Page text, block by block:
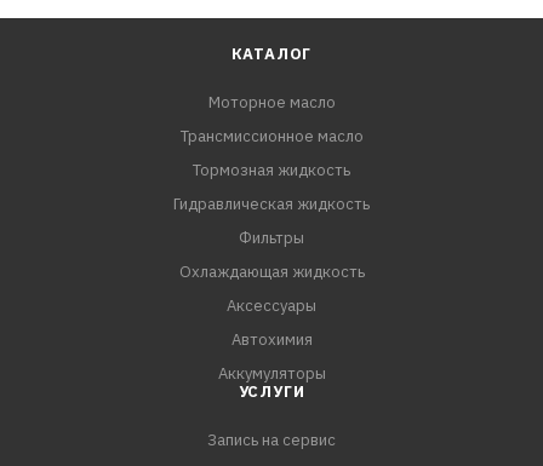
КАТАЛОГ
Моторное масло
Трансмиссионное масло
Тормозная жидкость
Гидравлическая жидкость
Фильтры
Охлаждающая жидкость
Аксессуары
Автохимия
Аккумуляторы
УСЛУГИ
Запись на сервис